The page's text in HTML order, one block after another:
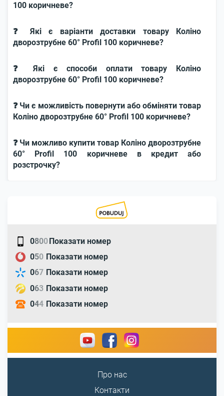
100 коричневе?
❓ Які є варіанти доставки товару Коліно
дворозтрубне 60° Profil 100 коричневе?
❓ Які є способи оплати товару Коліно
дворозтрубне 60° Profil 100 коричневе?
❓ Чи є можливість повернути або обміняти товар
Коліно дворозтрубне 60° Profil 100 коричневе?
❓ Чи можливо купити товар Коліно дворозтрубне
60° Profil 100 коричневе в кредит або
розстрочку?
0800Показати номер
050 Показати номер
067 Показати номер
063 Показати номер
044 Показати номер
Про нас
Контакти